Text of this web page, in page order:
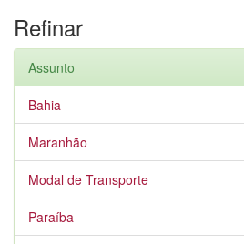
Refinar
Assunto
Bahia
Maranhão
Modal de Transporte
Paraíba